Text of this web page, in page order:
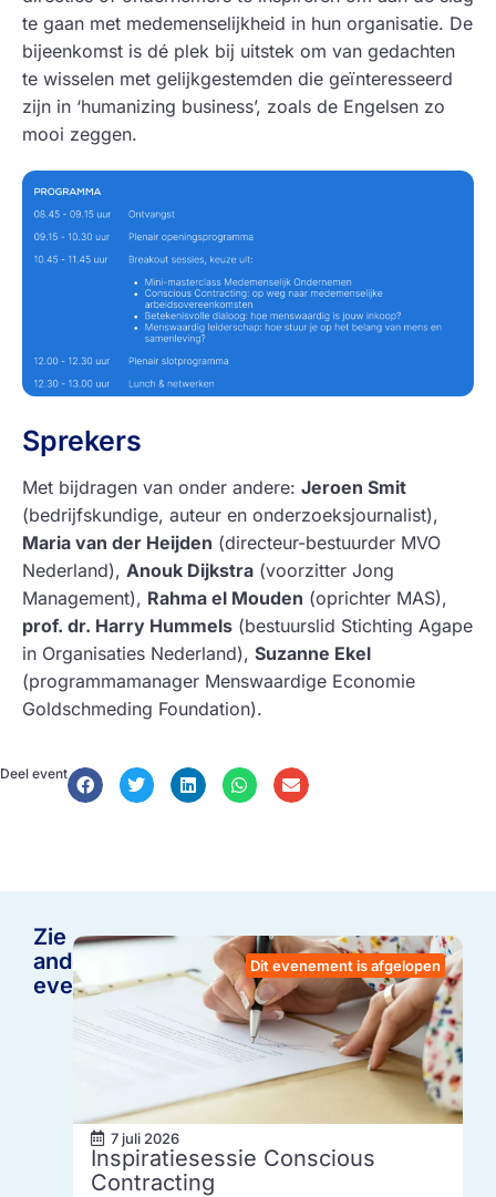
te gaan met medemenselijkheid in hun organisatie. De
bijeenkomst is dé plek bij uitstek om van gedachten
te wisselen met gelijkgestemden die geïnteresseerd
zijn in ‘humanizing business’, zoals de Engelsen zo
mooi zeggen.
Sprekers
Met bijdragen van onder andere: Jeroen Smit
(bedrijfskundige, auteur en onderzoeksjournalist),
Maria van der Heijden (directeur-bestuurder MVO
Nederland), Anouk Dijkstra (voorzitter Jong
Management), Rahma el Mouden (oprichter MAS),
prof. dr. Harry Hummels (bestuurslid Stichting Agape
in Organisaties Nederland), Suzanne Ekel
(programmamanager Menswaardige Economie
Goldschmeding Foundation).
Deel event
Zie
andere
events
Dit evenement is afgelopen
7 juli 2026
Inspiratiesessie Conscious
Contracting